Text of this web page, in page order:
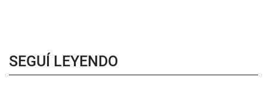
SEGUÍ LEYENDO